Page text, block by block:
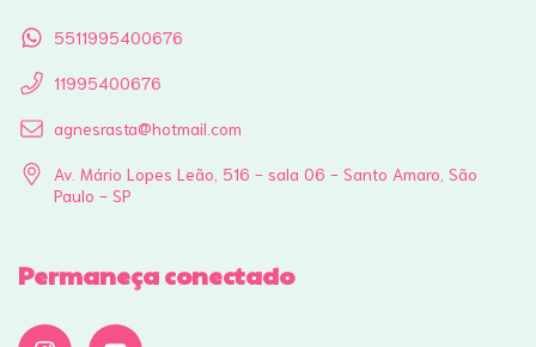
5511995400676
11995400676
agnesrasta@hotmail.com
Av. Mário Lopes Leão, 516 - sala 06 - Santo Amaro, São
Paulo - SP
Permaneça conectado